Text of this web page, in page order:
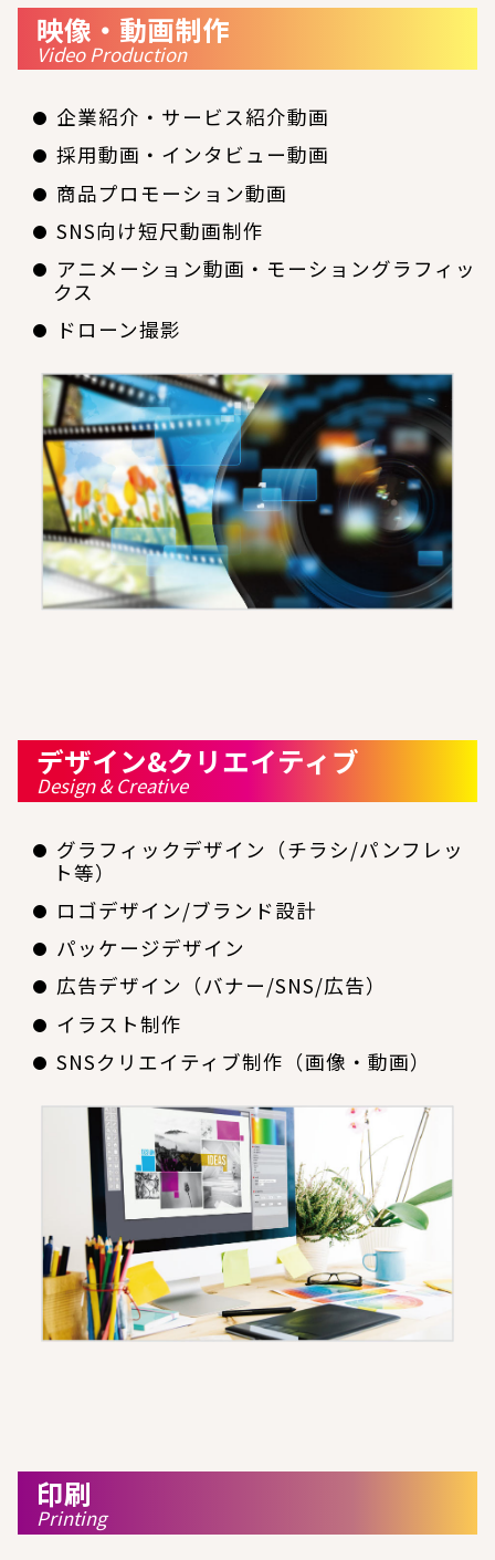
映像・動画制作
Video Production
企業紹介・サービス紹介動画
採用動画・インタビュー動画
商品プロモーション動画
SNS向け短尺動画制作
アニメーション動画・モーショングラフィッ
クス
ドローン撮影
デザイン&クリエイティブ
Design & Creative
グラフィックデザイン（チラシ/パンフレッ
ト等）
ロゴデザイン/ブランド設計
パッケージデザイン
広告デザイン（バナー/SNS/広告）
イラスト制作
SNSクリエイティブ制作（画像・動画）
印刷
Printing